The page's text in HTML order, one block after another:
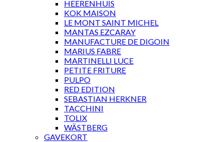
HEERENHUIS
KOK MAISON
LE MONT SAINT MICHEL
MANTAS EZCARAY
MANUFACTURE DE DIGOIN
MARIUS FABRE
MARTINELLI LUCE
PETITE FRITURE
PULPO
RED EDITION
SEBASTIAN HERKNER
TACCHINI
TOLIX
WÄSTBERG
GAVEKORT